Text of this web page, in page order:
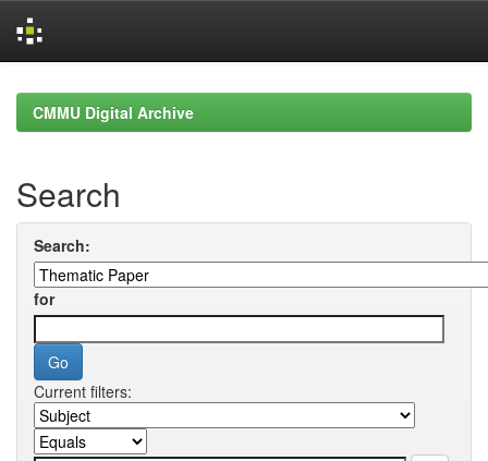
navigationCMMU Digital Archive
Search
Search:
for
Current filters: